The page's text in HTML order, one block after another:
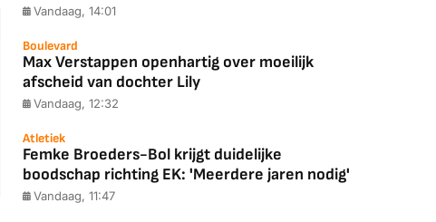
Vandaag, 14:01
Boulevard
Max Verstappen openhartig over moeilijk
afscheid van dochter Lily
Vandaag, 12:32
Atletiek
Femke Broeders-Bol krijgt duidelijke
boodschap richting EK: 'Meerdere jaren nodig'
Vandaag, 11:47